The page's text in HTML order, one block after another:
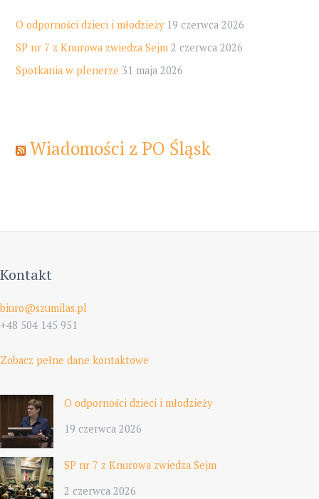
O odporności dzieci i młodzieży 19 czerwca 2026
SP nr 7 z Knurowa zwiedza Sejm 2 czerwca 2026
Spotkania w plenerze 31 maja 2026
Wiadomości z PO Śląsk
Kontakt
biuro@szumilas.pl
+48 504 145 951
Zobacz pełne dane kontaktowe
O odporności dzieci i młodzieży
19 czerwca 2026
SP nr 7 z Knurowa zwiedza Sejm
2 czerwca 2026